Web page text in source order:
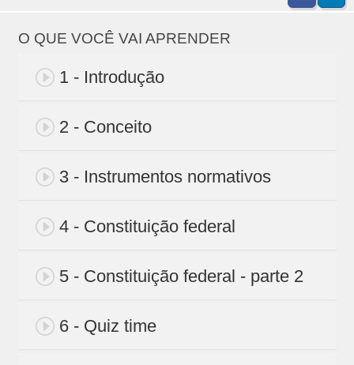
O QUE VOCÊ VAI APRENDER
1 - Introdução
2 - Conceito
3 - Instrumentos normativos
4 - Constituição federal
5 - Constituição federal - parte 2
6 - Quiz time